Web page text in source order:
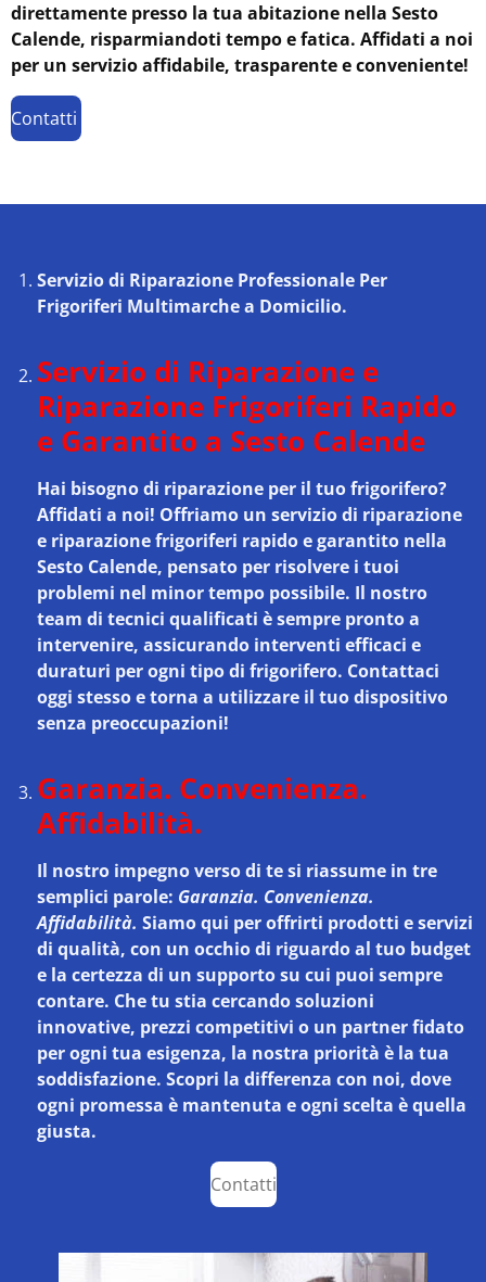
direttamente presso la tua abitazione nella Sesto
Calende, risparmiandoti tempo e fatica. Affidati a noi
per un servizio affidabile, trasparente e conveniente!
Contatti
Servizio di Riparazione Professionale Per
Frigoriferi Multimarche a Domicilio.
Servizio di Riparazione e
Riparazione Frigoriferi Rapido
e Garantito a Sesto Calende
Hai bisogno di riparazione per il tuo frigorifero?
Affidati a noi! Offriamo un servizio di riparazione
e riparazione frigoriferi rapido e garantito nella
Sesto Calende, pensato per risolvere i tuoi
problemi nel minor tempo possibile. Il nostro
team di tecnici qualificati è sempre pronto a
intervenire, assicurando interventi efficaci e
duraturi per ogni tipo di frigorifero. Contattaci
oggi stesso e torna a utilizzare il tuo dispositivo
senza preoccupazioni!
Garanzia. Convenienza.
Affidabilità.
Il nostro impegno verso di te si riassume in tre
semplici parole: Garanzia. Convenienza.
Affidabilità. Siamo qui per offrirti prodotti e servizi
di qualità, con un occhio di riguardo al tuo budget
e la certezza di un supporto su cui puoi sempre
contare. Che tu stia cercando soluzioni
innovative, prezzi competitivi o un partner fidato
per ogni tua esigenza, la nostra priorità è la tua
soddisfazione. Scopri la differenza con noi, dove
ogni promessa è mantenuta e ogni scelta è quella
giusta.
Contatti